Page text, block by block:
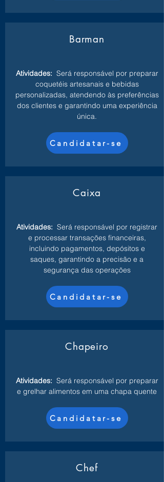
Barman
Atividades: Será responsável por preparar
coquetéis artesanais e bebidas
personalizadas, atendendo às preferências
dos clientes e garantindo uma experiência
única.
Candidatar-se
Caixa
Atividades: Será responsável por registrar
e processar transações financeiras,
incluindo pagamentos, depósitos e
saques, garantindo a precisão e a
segurança das operações
Candidatar-se
Chapeiro
Atividades: Será responsável por preparar
e grelhar alimentos em uma chapa quente
Candidatar-se
Chef